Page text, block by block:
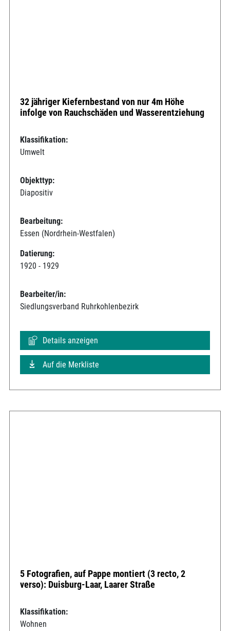
32 jähriger Kiefernbestand von nur 4m Höhe
infolge von Rauchschäden und Wasserentziehung
Klassifikation:
Umwelt
Objekttyp:
Diapositiv
Bearbeitung:
Essen (Nordrhein-Westfalen)
Datierung:
1920 - 1929
Bearbeiter/in:
Siedlungsverband Ruhrkohlenbezirk
Details anzeigen
Auf die Merkliste
5 Fotografien, auf Pappe montiert (3 recto, 2
verso): Duisburg-Laar, Laarer Straße
Klassifikation:
Wohnen